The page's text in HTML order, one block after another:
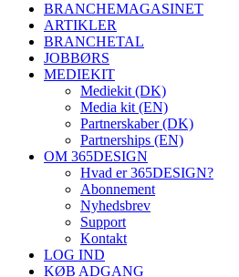
BRANCHEMAGASINET
ARTIKLER
BRANCHETAL
JOBBØRS
MEDIEKIT
Mediekit (DK)
Media kit (EN)
Partnerskaber (DK)
Partnerships (EN)
OM 365DESIGN
Hvad er 365DESIGN?
Abonnement
Nyhedsbrev
Support
Kontakt
LOG IND
KØB ADGANG